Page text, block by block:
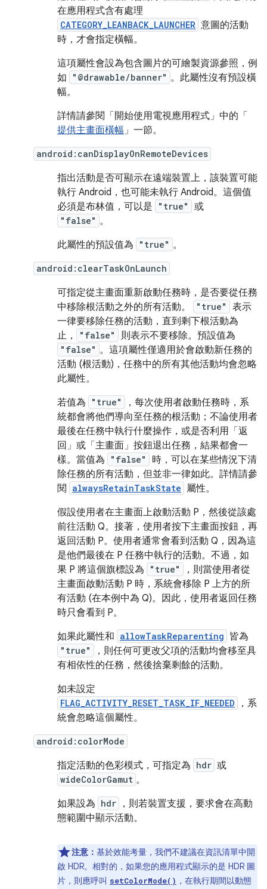
在應用程式含有處理
CATEGORY_LEANBACK_LAUNCHER 意圖的活動
時，才會指定橫幅。
這項屬性會設為包含圖片的可繪製資源參照，例
如
"@drawable/banner" 。此屬性沒有預設橫
幅。
詳情請參閱「開始使用電視應用程式」中的「
提供主畫面橫幅」一節。
android:canDisplayOnRemoteDevices
指出活動是否可顯示在遠端裝置上，該裝置可能
執行 Android，也可能未執行 Android。這個值
必須是布林值，可以是
"true" 或
"false" 。
此屬性的預設值為
"true" 。
android:clearTaskOnLaunch
可指定從主畫面重新啟動任務時，是否要從任務
中移除根活動之外的所有活動。
"true"
表示
一律要移除任務的活動，直到剩下根活動為
止，
"false" 則表示不要移除。預設值為
"false" 。這項屬性僅適用於會啟動新任務的
活動 (根活動)，任務中的所有其他活動均會忽略
此屬性。
若值為
"true"
，每次使用者啟動任務時，系
統都會將他們導向至任務的根活動；不論使用者
最後在任務中執行什麼操作，或是否利用「返
回」或「主畫面」按鈕退出任務，結果都會一
樣。當值為
"false"
時，可以在某些情況下清
除任務的所有活動，但並非一律如此。詳情請參
閱
alwaysRetainTaskState 屬性。
假設使用者在主畫面上啟動活動 P，然後從該處
前往活動 Q。接著，使用者按下主畫面按鈕，再
返回活動 P。使用者通常會看到活動 Q，因為這
是他們最後在 P 任務中執行的活動。不過，如
果 P 將這個旗標設為
"true"
，則當使用者從
主畫面啟動活動 P 時，系統會移除 P 上方的所
有活動 (在本例中為 Q)。因此，使用者返回任務
時只會看到 P。
如果此屬性和 allowTaskReparenting 皆為
"true"
，則任何可更改父項的活動均會移至具
有相依性的任務，然後捨棄剩餘的活動。
如未設定
FLAG_ACTIVITY_RESET_TASK_IF_NEEDED
，系
統會忽略這個屬性。
android:colorMode
指定活動的色彩模式，可指定為 hdr 或
wideColorGamut 。
如果設為 hdr
，則若裝置支援，要求會在高動
態範圍中顯示活動。
注意： 基於效能考量，我們不建議在資訊清單中開
啟 HDR。相對的，如果您的應用程式顯示的是 HDR 圖
片，則應呼叫 setColorMode() ，在執行期間以動態